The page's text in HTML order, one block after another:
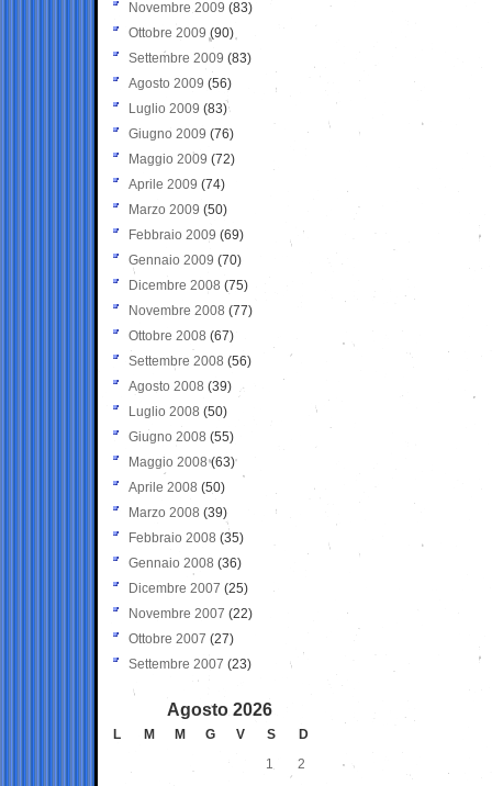
Novembre 2009 (83)
Ottobre 2009 (90)
Settembre 2009 (83)
Agosto 2009 (56)
Luglio 2009 (83)
Giugno 2009 (76)
Maggio 2009 (72)
Aprile 2009 (74)
Marzo 2009 (50)
Febbraio 2009 (69)
Gennaio 2009 (70)
Dicembre 2008 (75)
Novembre 2008 (77)
Ottobre 2008 (67)
Settembre 2008 (56)
Agosto 2008 (39)
Luglio 2008 (50)
Giugno 2008 (55)
Maggio 2008(63)
Aprile 2008 (50)
Marzo 2008 (39)
Febbraio 2008 (35)
Gennaio 2008 (36)
Dicembre 2007 (25)
Novembre 2007 (22)
Ottobre 2007 (27)
Settembre 2007 (23)
Agosto 2026
L M M G V S
D
1
2